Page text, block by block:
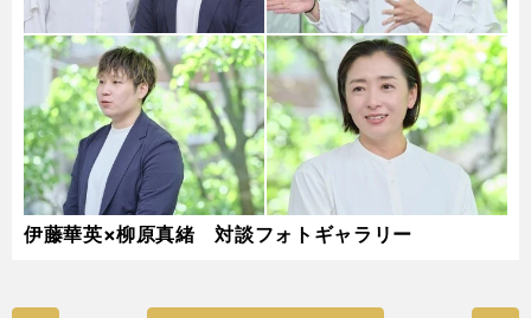
伊藤華英×柳原真緒 対談フォトギャラリー